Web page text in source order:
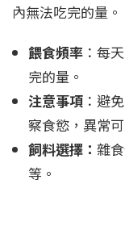
內無法吃完的量。
餵食頻率 ：每
完的量。
注意事項 ：避
察食慾，異常
飼料選擇： 雜
等。